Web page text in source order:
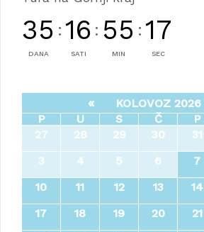
35
DANA
: 16
SATI
: 55
MIN
: 16
SEC
« KOLOVOZ 2026
P U S Č P
27
28 29 30 31
3
4 5 6 7
10
11 12 13 14
17
18 19 20 21